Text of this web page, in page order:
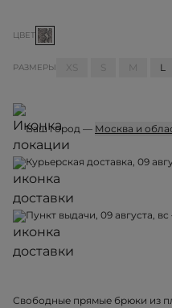
ЦВЕТ
РАЗМЕРЫ XS M L
Ваш город — Москва и
Курьерская доставка, 09
Пункт выдачи, 09 августа,
Свободные прямые брюки из